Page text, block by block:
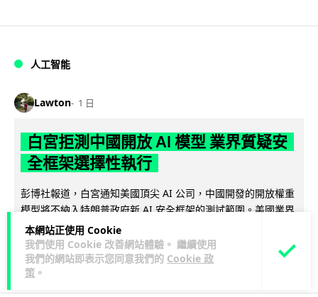
本網站正使用 Cookie
我們使用 Cookie 改善網站體驗。 繼續使用
我們的網站即表示您同意我們的 Cookie 政
策 。
人工智能
Lawton 1 日
白宮拒測中國開放 AI 模型 業界質疑安
全框架選擇性執行
彭博社報道，白宮通知美國頂尖 AI 公司，中國開發的開放權重
模型將不納入特朗普政府新 AI 安全框架的測試範圍。美國業界
則聯署呼籲政府不要限...
44 21↗ 分享